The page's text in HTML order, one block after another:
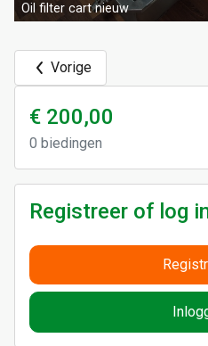
Oil filter cart nieuw
Vorige
€ 200,00
0 biedingen
Registreer of log